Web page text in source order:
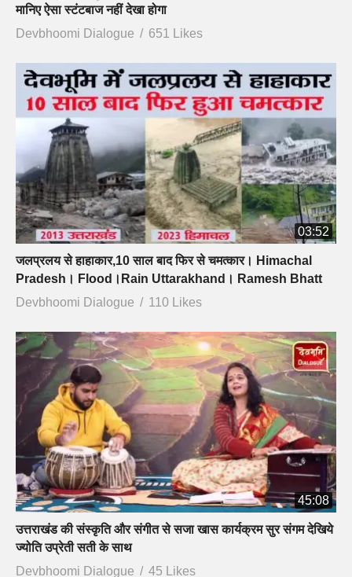
मानिए ऐसा स्टंटबाज नहीं देखा होगा
Devbhoomi Dialogue
651 Likes
03:52
जलप्रलय से हाहाकार,10 साल बाद फिर से चमत्कार। Himachal
Pradesh। Flood।Rain Uttarakhand। Ramesh Bhatt
Devbhoomi Dialogue
110 Likes
45:08
उत्तराखंड की संस्कृति और संगीत से सजा खास कार्यक्रम सुर संगम देखिये
ज्योति उप्रेती सती के साथ
Devbhoomi Dialogue
45 Likes